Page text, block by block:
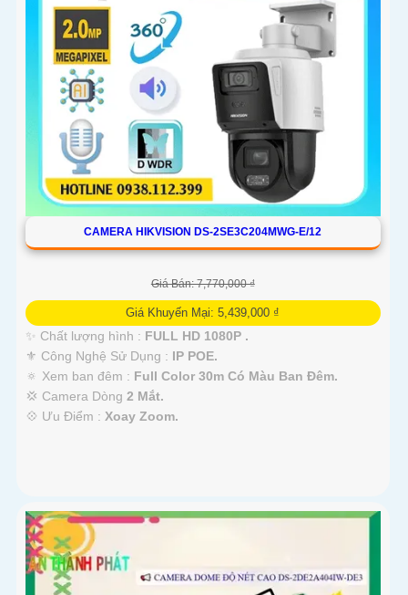
CAMERA HIKVISION DS-2SE3C204MWG-E/12
Giá Bán: 7,770,000 ₫
Giá Khuyến Mại: 5,439,000 ₫
✨ Chất lượng hình : FULL HD 1080P .
⚜️ Công Nghệ Sử Dụng : IP POE.
🔅 Xem ban đêm : Full Color 30m Có Màu Ban Ðêm.
💢 Camera Dòng 2 Mắt.
️💠 Ưu Điểm : Xoay Zoom.